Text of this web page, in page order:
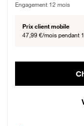
Engagement 12 mois
Prix client mobile
47,99 €/mois pendant